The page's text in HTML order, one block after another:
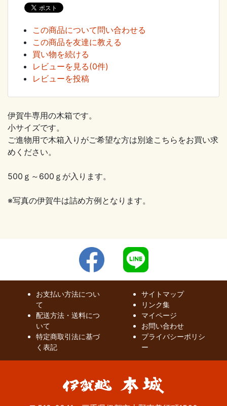
この商品について問い合わせる
この商品を友達に教える
買い物を続ける
レビューを見る(0件)
レビューを投稿
伊賀牛専用の木箱です。
小サイズです。
ご進物用で木箱入りがご希望な方は別途こちらをお買い求
めください。
500ｇ～600ｇが入ります。
※写真の伊賀牛は詰め方例となります。
お支払い方法につい
て
配送方法・送料につ
いて
特定商取引法に基づ
く表記
サイトマップ
リンク集
マイページ
お問い合わせ
プライバシーポリシ
ー